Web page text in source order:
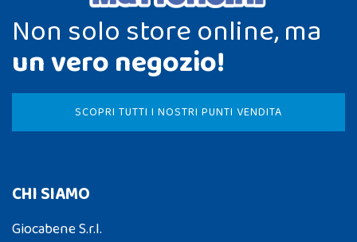
Non solo store online, ma
un vero negozio!
SCOPRI TUTTI I NOSTRI PUNTI VENDITA
CHI SIAMO
Giocabene S.r.l.